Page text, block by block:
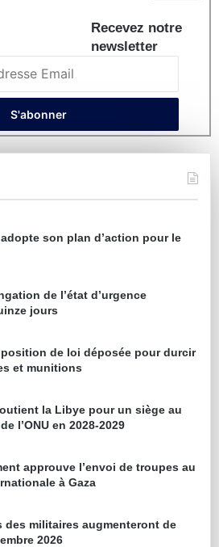
Recevez notre
newsletter
son plan d’action pour le
de l’état d’urgence
jours
de loi déposée pour durcir
et munitions
la Libye pour un siège au
l’ONU en 2028-2029
approuve l’envoi de troupes au
à Gaza
des militaires augmenteront de
2026